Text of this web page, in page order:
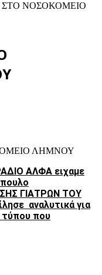
ΣΤΟ ΝΟΣΟΚΟΜΕΙΟ
ΑΛΦΑ ειχαμε
ΓΙΑΤΡΩΝ ΤΟΥ
αναλυτικά για
τύπου που